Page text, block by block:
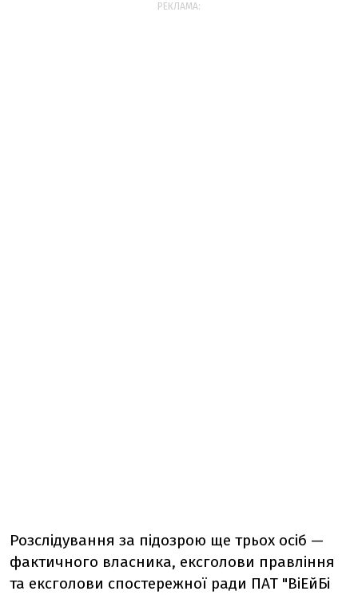
РЕКЛАМА:
Розслідування за підозрою ще трьох осіб —
фактичного власника, ексголови правління
та ексголови спостережної ради ПАТ "ВіЕйБі